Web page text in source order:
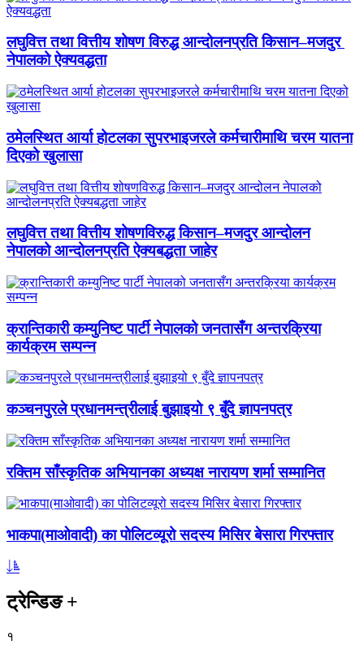
लघुवित्त तथा वित्तीय शोषण विरुद्ध आन्दोलनप्रति किसान–मजदुर
नेपालको ऐक्यवद्धता
ठमेलस्थित आर्या होटलका सुपरभाइजरले कर्मचारीमाथि चरम यातना
दिएको खुलासा
लघुवित्त तथा वित्तीय शोषणविरुद्ध किसान–मजदुर आन्दोलन
नेपालको आन्दोलनप्रति ऐक्यबद्धता जाहेर
क्रान्तिकारी कम्युनिष्ट पार्टी नेपालको जनतासँग अन्तरक्रिया
कार्यक्रम सम्पन्न
कञ्चनपुरले प्रधानमन्त्रीलाई बुझाइयो ९ बुँदे ज्ञापनपत्र
रक्तिम साँस्कृतिक अभियानका अध्यक्ष नारायण शर्मा सम्मानित
भाकपा(माओवादी) का पोलिटव्यूरो सदस्य मिसिर बेसारा गिरफ्तार
ट्रेन्डिङ+
१